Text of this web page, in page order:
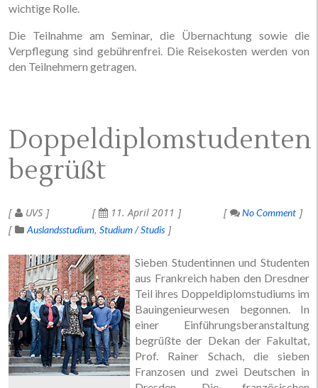
wichtige Rolle.
Die Teilnahme am Seminar, die Übernachtung sowie die
Verpflegung sind gebührenfrei. Die Reisekosten werden von
den Teilnehmern getragen.
Doppeldiplomstudenten
begrüßt
UVS 11. April 2011
No Comment
Auslandsstudium Studium / Studis
Sieben Studentinnen und Studenten
aus Frankreich haben den Dresdner
Teil ihres Doppeldiplomstudiums im
Bauingenieurwesen begonnen. In
einer Einführungsberanstaltung
begrüßte der Dekan der Fakultat,
Prof. Rainer Schach, die sieben
Franzosen und zwei Deutschen in